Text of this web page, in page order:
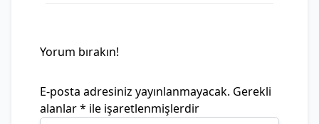
Yorum bırakın!
E-posta adresiniz yayınlanmayacak. Gerekli
alanlar* ile işaretlenmişlerdir